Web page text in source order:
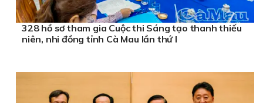
328 hồ sơ tham gia Cuộc thi Sáng tạo thanh thiếu
niên, nhi đồng tỉnh Cà Mau lần thứ I